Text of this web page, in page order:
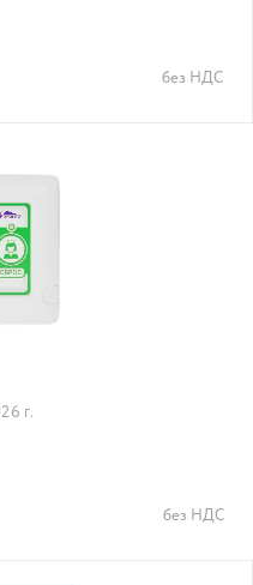
без НДС
г.
без НДС